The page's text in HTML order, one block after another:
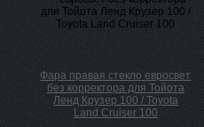
Фара правая стекло евросвет
без корректора для Тойота
Ленд Крузер 100 / Toyota
Land Cruiser 100